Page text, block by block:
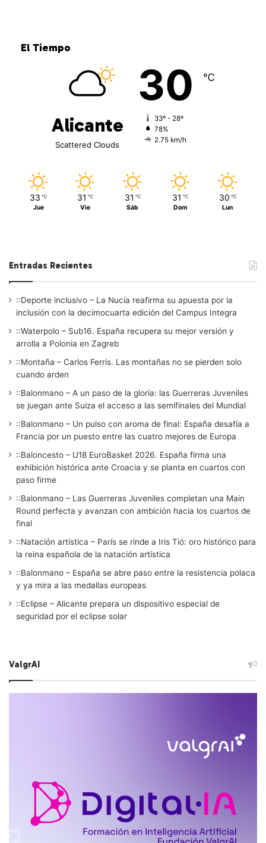
El Tiempo
Alicante
Scattered Clouds
30 ℃
33º - 28º
78%
2.75 km/h
33 ℃
Jue
31 ℃
Vie
31 ℃
Sáb
31 ℃
Dom
30 ℃
Lun
Entradas Recientes
::Deporte inclusivo – La Nucía reafirma su apuesta por la
inclusión con la decimocuarta edición del Campus Integra
::Waterpolo – Sub16. España recupera su mejor versión y
arrolla a Polonia en Zagreb
::Montaña – Carlos Ferris. Las montañas no se pierden solo
cuando arden
::Balonmano – A un paso de la gloria: las Guerreras Juveniles
se juegan ante Suiza el acceso a las semifinales del Mundial
::Balonmano – Un pulso con aroma de final: España desafía a
Francia por un puesto entre las cuatro mejores de Europa
::Baloncesto – U18 EuroBasket 2026. España firma una
exhibición histórica ante Croacia y se planta en cuartos con
paso firme
::Balonmano – Las Guerreras Juveniles completan una Main
Round perfecta y avanzan con ambición hacia los cuartos de
final
::Natación artística – París se rinde a Iris Tió: oro histórico para
la reina española de la natación artística
::Balonmano – España se abre paso entre la resistencia polaca
y ya mira a las medallas europeas
::Eclipse – Alicante prepara un dispositivo especial de
seguridad por el eclipse solar
ValgrAI